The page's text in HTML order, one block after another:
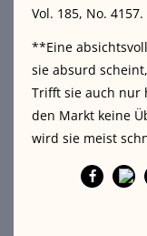
Vol. 185, No.
**Eine
sie absurd
Trifft sie auch nur
den Markt keine
wird sie meist